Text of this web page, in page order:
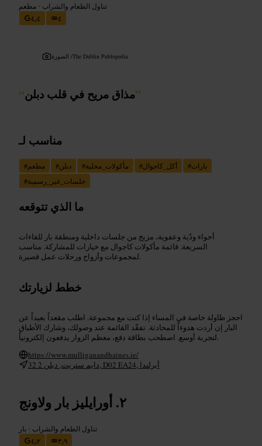
تناول الطعام والشراب • مطعم
٤٫٤
٤
الصورة /The Dublin Publopedia
“مذاق مريح في قلب دبلن”
مناسب لـ
#مطعم #دبلن #مأكولات_محلية #أكل_كاجوال #بارات
#جلسات_غير_رسمية
ما الذي تتوقعه
أجواء ودّية وعفوية، مزيج من جلسات داخلية ومنطقة بار للقاءات
السريعة. قائمة مأكولات كاجوال مع خيارات للمشاركة. مناسب
لمجموعات وأزواج ورحلات عمل قصيرة.
خطط لزيارتك
احجز طاولة خاصة في المساء إذا كنت مع مجموعة. اطلب مقعداً بعيداً عن
البار إن أردت هدوءاً للمحادثة. تفقّد القائمة عند وصولك، وشارك الأطباق
لتجربة أوسع. اصطحب بطاقة دفع، معظم الزوار يدفعون إلكترونياً.
https://www.mulliganandhaines.ie/
32 دايم ستريت, دبلن 2, D02 EA24, أيرلندا
أورايليز بار ولاونج
تناول الطعام والشراب • بار
٤٫٢
٣٫٩